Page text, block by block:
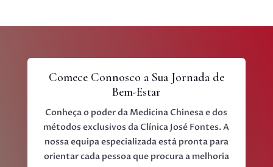
Comece Connosco a Sua Jornada de
Bem-Estar
Conheça o poder da Medicina Chinesa e dos
métodos exclusivos da Clínica José Fontes. A
nossa equipa especializada está pronta para
orientar cada pessoa que procura a melhoria